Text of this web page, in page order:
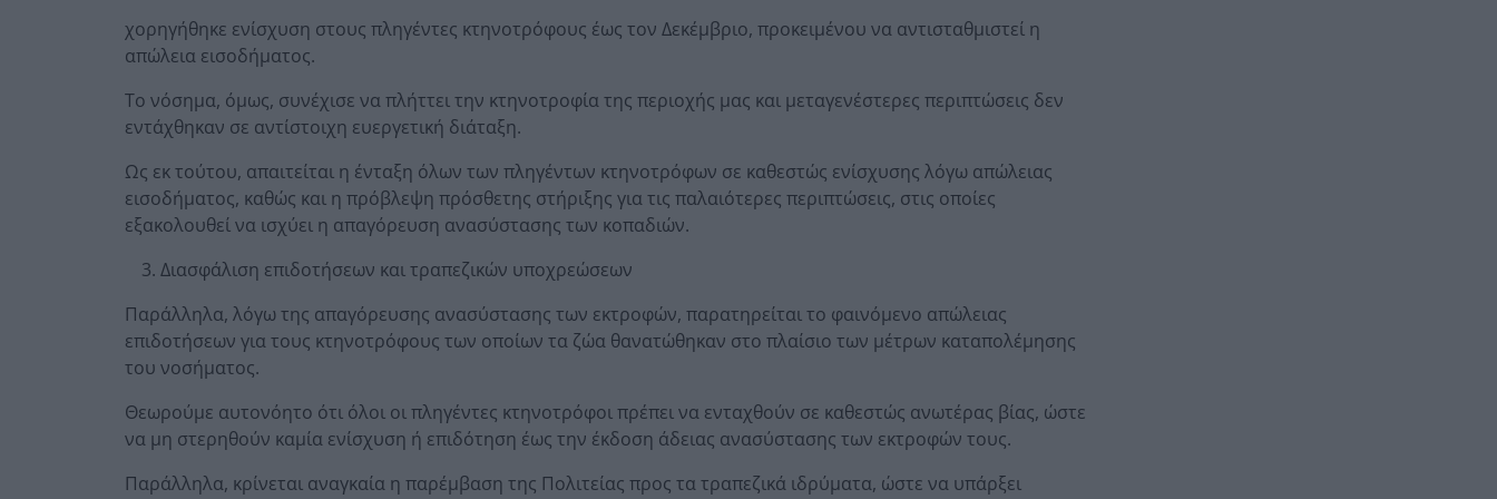
χορηγήθηκε ενίσχυση στους πληγέντες κτηνοτρόφους έως τον Δεκέμβριο, προκειμένου να αντισταθμιστεί η
απώλεια εισοδήματος.
Το νόσημα, όμως, συνέχισε να πλήττει την κτηνοτροφία της περιοχής μας και μεταγενέστερες περιπτώσεις δεν
εντάχθηκαν σε αντίστοιχη ευεργετική διάταξη.
Ως εκ τούτου, απαιτείται η ένταξη όλων των πληγέντων κτηνοτρόφων σε καθεστώς ενίσχυσης λόγω απώλειας
εισοδήματος, καθώς και η πρόβλεψη πρόσθετης στήριξης για τις παλαιότερες περιπτώσεις, στις οποίες
εξακολουθεί να ισχύει η απαγόρευση ανασύστασης των κοπαδιών.
Διασφάλιση επιδοτήσεων και τραπεζικών υποχρεώσεων
Παράλληλα, λόγω της απαγόρευσης ανασύστασης των εκτροφών, παρατηρείται το φαινόμενο απώλειας
επιδοτήσεων για τους κτηνοτρόφους των οποίων τα ζώα θανατώθηκαν στο πλαίσιο των μέτρων καταπολέμησης
του νοσήματος.
Θεωρούμε αυτονόητο ότι όλοι οι πληγέντες κτηνοτρόφοι πρέπει να ενταχθούν σε καθεστώς ανωτέρας βίας, ώστε
να μη στερηθούν καμία ενίσχυση ή επιδότηση έως την έκδοση άδειας ανασύστασης των εκτροφών τους.
Παράλληλα, κρίνεται αναγκαία η παρέμβαση της Πολιτείας προς τα τραπεζικά ιδρύματα, ώστε να υπάρξει